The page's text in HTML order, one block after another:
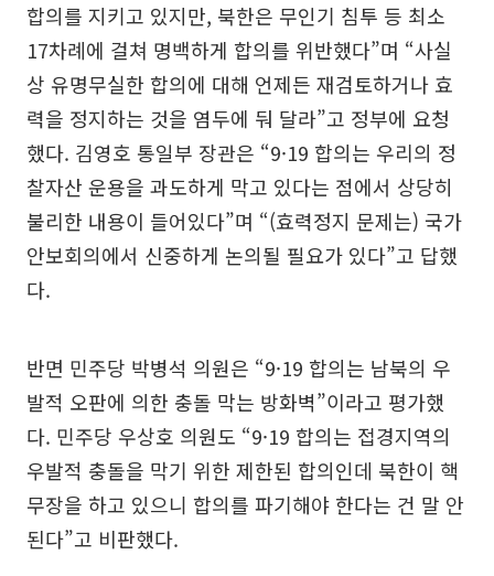
합의를 지키고 있지만, 북한은 무인기 침투 등 최소
17차례에 걸쳐 명백하게 합의를 위반했다”며 “사실
상 유명무실한 합의에 대해 언제든 재검토하거나 효
력을 정지하는 것을 염두에 둬 달라”고 정부에 요청
했다. 김영호 통일부 장관은 “9·19 합의는 우리의 정
찰자산 운용을 과도하게 막고 있다는 점에서 상당히
불리한 내용이 들어있다”며 “(효력정지 문제는) 국가
안보회의에서 신중하게 논의될 필요가 있다”고 답했
다.
반면 민주당 박병석 의원은 “9·19 합의는 남북의 우
발적 오판에 의한 충돌 막는 방화벽”이라고 평가했
다. 민주당 우상호 의원도 “9·19 합의는 접경지역의
우발적 충돌을 막기 위한 제한된 합의인데 북한이 핵
무장을 하고 있으니 합의를 파기해야 한다는 건 말 안
된다”고 비판했다.